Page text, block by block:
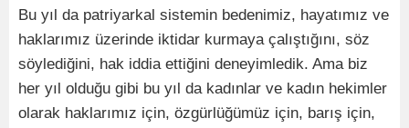
Bu yıl da patriyarkal sistemin bedenimiz, hayatımız ve
haklarımız üzerinde iktidar kurmaya çalıştığını, söz
söylediğini, hak iddia ettiğini deneyimledik. Ama biz
her yıl olduğu gibi bu yıl da kadınlar ve kadın hekimler
olarak haklarımız için, özgürlüğümüz için, barış için,